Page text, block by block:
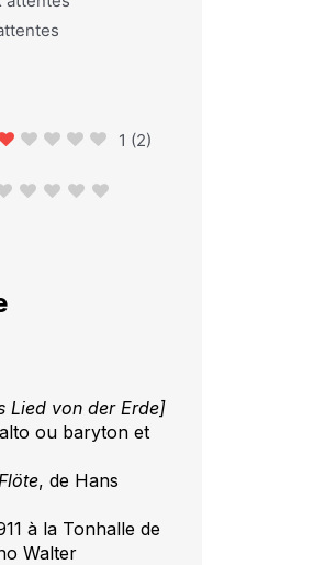
1 (2)
Lied von der Erde]
ou baryton et
, de Hans
à la Tonhalle de
Walter